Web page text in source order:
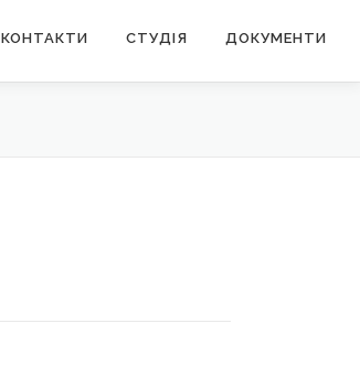
КОНТАКТИ СТУДІЯ ДОКУМЕНТИ